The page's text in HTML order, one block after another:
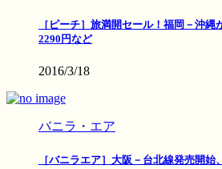
［ピーチ］旅満開セール！福岡－沖縄
2290円など
2016/3/18
バニラ・エア
［バニラエア］大阪－台北線発売開